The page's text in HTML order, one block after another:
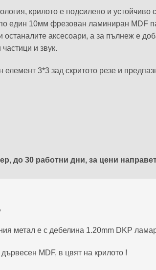
крилото е подсилено и
един 10мм фрезован ламиниран MDF
аксесоари, а за пълнеж е
и звук.
3*3 зад скритото резе и
до 30 работни дни, за цени
метал е с дебелина 1.20mm DKP
MDF, в цвят на крилото !